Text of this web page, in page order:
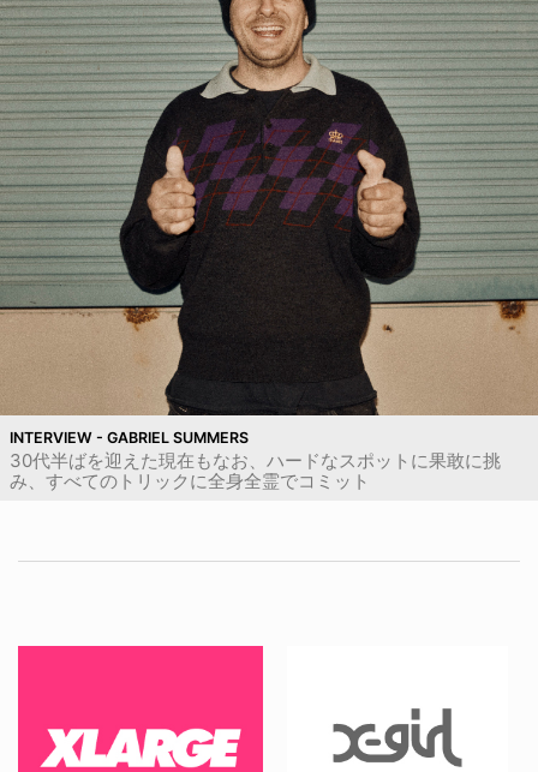
INTERVIEW - GABRIEL SUMMERS
30代半ばを迎えた現在もなお、ハードなスポットに果敢に挑
み、すべてのトリックに全身全霊でコミット